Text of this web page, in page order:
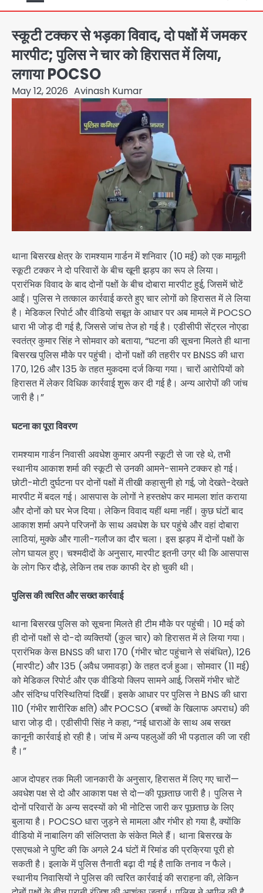
स्कूटी टक्कर से भड़का विवाद, दो पक्षों में जमकर
मारपीट; पुलिस ने चार को हिरासत में लिया,
लगाया POCSO
May 12, 2026 Avinash Kumar
थाना बिसरख क्षेत्र के रामश्याम गार्डन में शनिवार (10 मई) को एक मामूली
स्कूटी टक्कर ने दो परिवारों के बीच खूनी झड़प का रूप ले लिया।
प्रारंभिक विवाद के बाद दोनों पक्षों के बीच दोबारा मारपीट हुई, जिसमें चोटें
आईं। पुलिस ने तत्काल कार्रवाई करते हुए चार लोगों को हिरासत में ले लिया
है। मेडिकल रिपोर्ट और वीडियो सबूत के आधार पर अब मामले में POCSO
धारा भी जोड़ दी गई है, जिससे जांच तेज हो गई है। एडीसीपी सेंट्रल नोएडा
स्वतंत्र कुमार सिंह ने सोमवार को बताया, “घटना की सूचना मिलते ही थाना
बिसरख पुलिस मौके पर पहुंची। दोनों पक्षों की तहरीर पर BNSS की धारा
170, 126 और 135 के तहत मुकदमा दर्ज किया गया। चारों आरोपियों को
हिरासत में लेकर विधिक कार्रवाई शुरू कर दी गई है। अन्य आरोपों की जांच
जारी है।”
घटना का पूरा विवरण
रामश्याम गार्डन निवासी अवधेश कुमार अपनी स्कूटी से जा रहे थे, तभी
स्थानीय आकाश शर्मा की स्कूटी से उनकी आमने-सामने टक्कर हो गई।
छोटी-मोटी दुर्घटना पर दोनों पक्षों में तीखी कहासुनी हो गई, जो देखते-देखते
मारपीट में बदल गई। आसपास के लोगों ने हस्तक्षेप कर मामला शांत कराया
और दोनों को घर भेज दिया। लेकिन विवाद यहीं थमा नहीं। कुछ घंटों बाद
आकाश शर्मा अपने परिजनों के साथ अवधेश के घर पहुंचे और वहां दोबारा
लाठियां, मुक्के और गाली-गलौज का दौर चला। इस झड़प में दोनों पक्षों के
लोग घायल हुए। चश्मदीदों के अनुसार, मारपीट इतनी उग्र थी कि आसपास
के लोग फिर दौड़े, लेकिन तब तक काफी देर हो चुकी थी।
पुलिस की त्वरित और सख्त कार्रवाई
थाना बिसरख पुलिस को सूचना मिलते ही टीम मौके पर पहुंची। 10 मई को
ही दोनों पक्षों से दो-दो व्यक्तियों (कुल चार) को हिरासत में ले लिया गया।
प्रारंभिक केस BNSS की धारा 170 (गंभीर चोट पहुंचाने से संबंधित), 126
(मारपीट) और 135 (अवैध जमावड़ा) के तहत दर्ज हुआ। सोमवार (11 मई)
को मेडिकल रिपोर्ट और एक वीडियो क्लिप सामने आई, जिसमें गंभीर चोटें
और संदिग्ध परिस्थितियां दिखीं। इसके आधार पर पुलिस ने BNS की धारा
110 (गंभीर शारीरिक क्षति) और POCSO (बच्चों के खिलाफ अपराध) की
धारा जोड़ दी। एडीसीपी सिंह ने कहा, “नई धाराओं के साथ अब सख्त
कानूनी कार्रवाई हो रही है। जांच में अन्य पहलुओं की भी पड़ताल की जा रही
है।”
आज दोपहर तक मिली जानकारी के अनुसार, हिरासत में लिए गए चारों—
अवधेश पक्ष से दो और आकाश पक्ष से दो—की पूछताछ जारी है। पुलिस ने
दोनों परिवारों के अन्य सदस्यों को भी नोटिस जारी कर पूछताछ के लिए
बुलाया है। POCSO धारा जुड़ने से मामला और गंभीर हो गया है, क्योंकि
वीडियो में नाबालिग की संलिप्तता के संकेत मिले हैं। थाना बिसरख के
एसएचओ ने पुष्टि की कि अगले 24 घंटों में रिमांड की प्रक्रिया पूरी हो
सकती है। इलाके में पुलिस तैनाती बढ़ा दी गई है ताकि तनाव न फैले।
स्थानीय निवासियों ने पुलिस की त्वरित कार्रवाई की सराहना की, लेकिन